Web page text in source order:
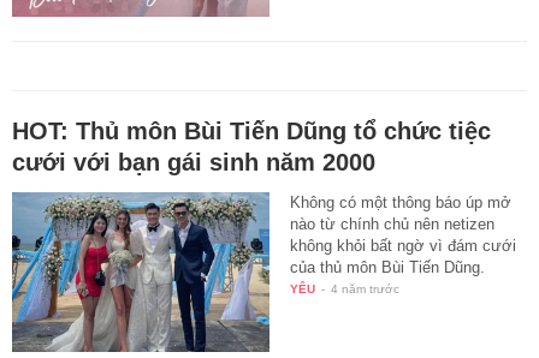
HOT: Thủ môn Bùi Tiến Dũng tổ chức tiệc
cưới với bạn gái sinh năm 2000
Không có một thông báo úp mở
nào từ chính chủ nên netizen
không khỏi bất ngờ vì đám cưới
của thủ môn Bùi Tiến Dũng.
YÊU - 4 năm trước